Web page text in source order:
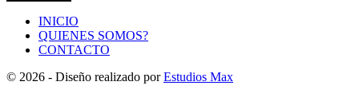
INICIO
QUIENES SOMOS?
CONTACTO
© 2026 - Diseño realizado porEstudios Max